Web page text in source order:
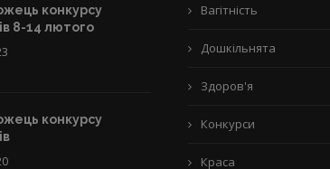
конкурсу
8-14 лютого
конкурсу
Вагітність
Дошкільнята
Здоров'я
Конкурси
Краса